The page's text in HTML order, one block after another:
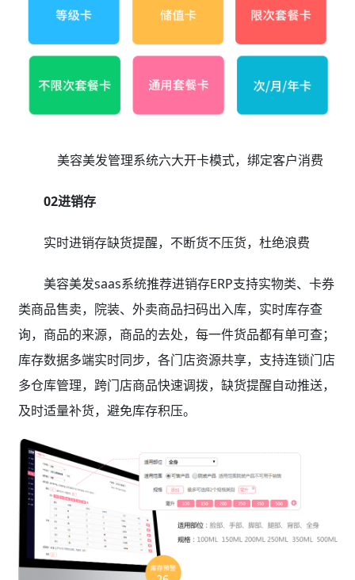
美容美发管理系统六大开卡模式，绑定客户消费
02进销存
实时进销存缺货提醒，不断货不压货，杜绝浪费
美容美发saas系统推荐进销存ERP支持实物类、卡券
类商品售卖，院装、外卖商品扫码出入库，实时库存查
询，商品的来源，商品的去处，每一件货品都有单可查；
库存数据多端实时同步，各门店资源共享，支持连锁门店
多仓库管理，跨门店商品快速调拨，缺货提醒自动推送，
及时适量补货，避免库存积压。